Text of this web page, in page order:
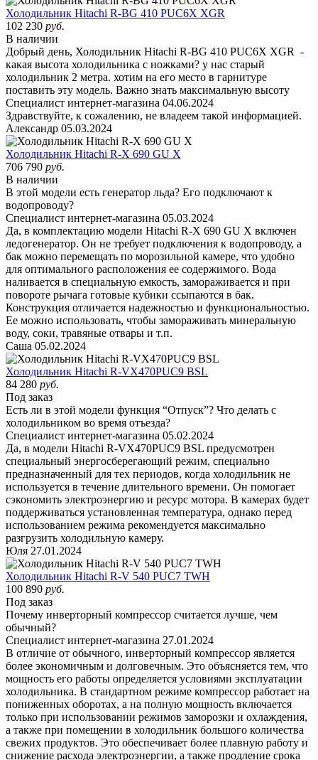
Холодильник Hitachi R-BG 410 PUC6X XGR
102 230 руб.
В наличии
Добрый день, Холодильник Hitachi R-BG 410 PUC6X XGR -
какая высота холодильника с ножками? у нас старый
холодильник 2 метра. хотим на его место в гарнитуре
поставить эту модель. Важно знать максимальную высоту
Специалист интернет-магазина 04.06.2024
Здравствуйте, к сожалению, не владеем такой информацией.
Александр 05.03.2024
Холодильник Hitachi R-X 690 GU X
706 790 руб.
В наличии
В этой модели есть генератор льда? Его подключают к
водопроводу?
Специалист интернет-магазина 05.03.2024
Да, в комплектацию модели Hitachi R-X 690 GU X включен
ледогенератор. Он не требует подключения к водопроводу, а
бак можно перемещать по морозильной камере, что удобно
для оптимального расположения ее содержимого. Вода
наливается в специальную емкость, замораживается и при
повороте рычага готовые кубики ссыпаются в бак.
Конструкция отличается надежностью и функциональностью.
Ее можно использовать, чтобы замораживать минеральную
воду, соки, травяные отвары и т.п.
Саша 05.02.2024
Холодильник Hitachi R-VX470PUC9 BSL
84 280 руб.
Под заказ
Есть ли в этой модели функция “Отпуск”? Что делать с
холодильником во время отъезда?
Специалист интернет-магазина 05.02.2024
Да, в модели Hitachi R-VX470PUC9 BSL предусмотрен
специальный энергосберегающий режим, специально
предназначенный для тех периодов, когда холодильник не
используется в течение длительного времени. Он помогает
сэкономить электроэнергию и ресурс мотора. В камерах будет
поддерживаться установленная температура, однако перед
использованием режима рекомендуется максимально
разгрузить холодильную камеру.
Юля 27.01.2024
Холодильник Hitachi R-V 540 PUC7 TWH
100 890 руб.
Под заказ
Почему инверторный компрессор считается лучше, чем
обычный?
Специалист интернет-магазина 27.01.2024
В отличие от обычного, инверторный компрессор является
более экономичным и долговечным. Это объясняется тем, что
мощность его работы определяется условиями эксплуатации
холодильника. В стандартном режиме компрессор работает на
пониженных оборотах, а на полную мощность включается
только при использовании режимов заморозки и охлаждения,
а также при помещении в холодильник большого количества
свежих продуктов. Это обеспечивает более плавную работу и
снижение расхода электроэнергии, а также продление срока